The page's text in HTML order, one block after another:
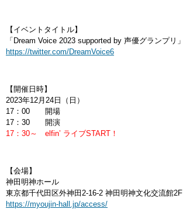
【イベントタイトル】
「Dream Voice 2023 supported by 声優グランプリ」
https://twitter.com/DreamVoice6
【開催日時】
2023年12月24日（日）
17：00 開場
17：30 開演
17：30～ elfin’ ライブSTART！
【会場】
神田明神ホール
東京都千代田区外神田2-16-2 神田明神文化交流館2F
https://myoujin-hall.jp/access/